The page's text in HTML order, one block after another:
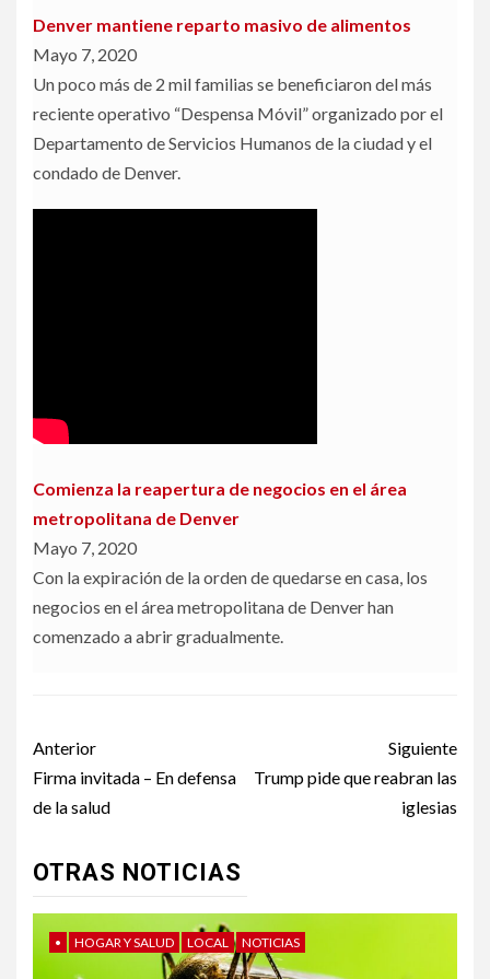
Denver mantiene reparto masivo de alimentos
Mayo 7, 2020
Un poco más de 2 mil familias se beneficiaron del más
reciente operativo “Despensa Móvil” organizado por el
Departamento de Servicios Humanos de la ciudad y el
condado de Denver.
Comienza la reapertura de negocios en el área
metropolitana de Denver
Mayo 7, 2020
Con la expiración de la orden de quedarse en casa, los
negocios en el área metropolitana de Denver han
comenzado a abrir gradualmente.
Post
navigation
Anterior
Firma invitada – En defensa
de la salud
Siguiente
Trump pide que reabran las
iglesias
OTRAS NOTICIAS
• HOGAR Y SALUD LOCAL NOTICIAS